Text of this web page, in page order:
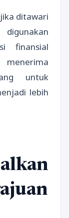
ditawari
finansial
untuk
lebih